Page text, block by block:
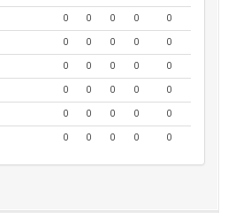
0 0 0 0
0
0 0 0 0
0
0 0 0 0
0
0 0 0 0
0
0 0 0 0
0
0 0 0 0 0